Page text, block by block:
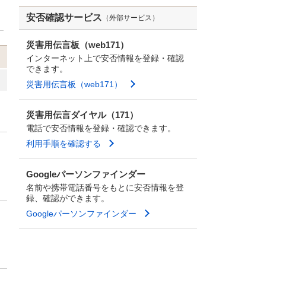
安否確認サービス （外部サービス）
災害用伝言板（web171）
インターネット上で安否情報を登録・確認
できます。
災害用伝言板（web171）
災害用伝言ダイヤル（171）
電話で安否情報を登録・確認できます。
利用手順を確認する
Googleパーソンファインダー
名前や携帯電話番号をもとに安否情報を登
録、確認ができます。
Googleパーソンファインダー